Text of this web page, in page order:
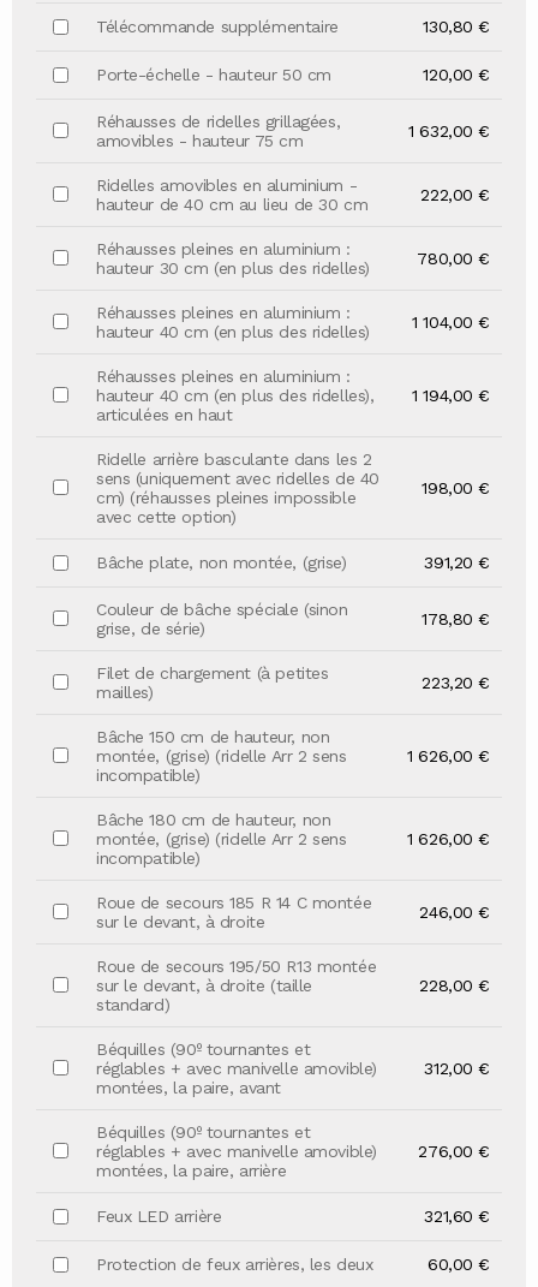
Télécommande supplémentaire 130,80 €
Porte-échelle - hauteur 50 cm 120,00 €
Réhausses de ridelles grillagées,
amovibles - hauteur 75 cm
1 632,00 €
Ridelles amovibles en aluminium -
hauteur de 40 cm au lieu de 30 cm
222,00 €
Réhausses pleines en aluminium :
hauteur 30 cm (en plus des ridelles)
780,00 €
Réhausses pleines en aluminium :
hauteur 40 cm (en plus des ridelles)
1 104,00 €
Réhausses pleines en aluminium :
hauteur 40 cm (en plus des ridelles),
articulées en haut
1 194,00 €
Ridelle arrière basculante dans les 2
sens (uniquement avec ridelles de 40
cm) (réhausses pleines impossible
avec cette option)
198,00 €
Bâche plate, non montée, (grise) 391,20 €
Couleur de bâche spéciale (sinon
grise, de série)
178,80 €
Filet de chargement (à petites
mailles)
223,20 €
Bâche 150 cm de hauteur, non
montée, (grise) (ridelle Arr 2 sens
incompatible)
1 626,00 €
Bâche 180 cm de hauteur, non
montée, (grise) (ridelle Arr 2 sens
incompatible)
1 626,00 €
Roue de secours 185 R 14 C montée
sur le devant, à droite
246,00 €
Roue de secours 195/50 R13 montée
sur le devant, à droite (taille
standard)
228,00 €
Béquilles (90º tournantes et
réglables + avec manivelle amovible)
montées, la paire, avant
312,00 €
Béquilles (90º tournantes et
réglables + avec manivelle amovible)
montées, la paire, arrière
276,00 €
Feux LED arrière 321,60 €
Protection de feux arrières, les deux 60,00 €